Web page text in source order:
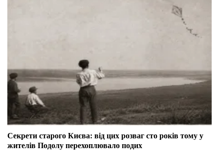
Секрети старого Києва: від цих розваг сто років тому у
жителів Подолу перехоплювало подих